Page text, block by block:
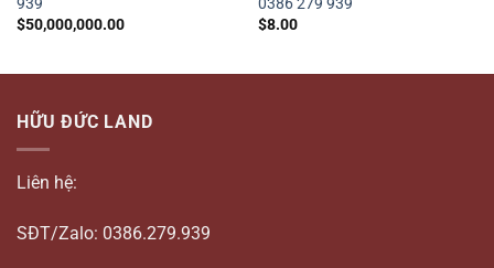
939
$50,000,000.00
0386 279 939
$8.00
HỮU ĐỨC LAND
Liên hệ:
SĐT/Zalo: 0386.279.939